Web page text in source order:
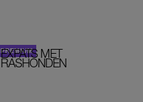
EXPATS MET
RASHONDEN